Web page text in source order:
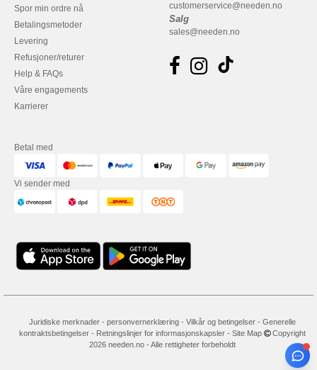
Spor min ordre nå
Betalingsmetoder
Levering
Refusjoner/returer
Help & FAQs
Våre engagements
Karrierer
customerservice@needen.no
Salg
sales@needen.no
Betal med
Vi sender med
Juridiske merknader- personvernerklæring- Vilkår og betingelser- Generelle
kontraktsbetingelser- Retningslinjer for informasjonskapsler- Site Map
Copyright
2026 needen.no - Alle rettigheter forbeholdt